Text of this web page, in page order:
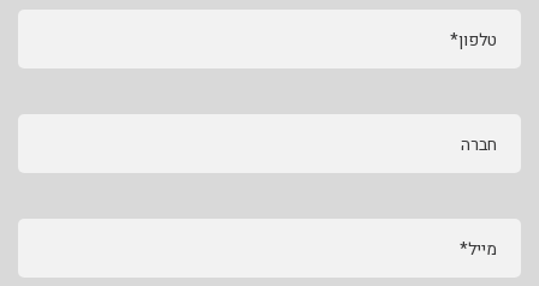
טלפון*
חברה
מייל*